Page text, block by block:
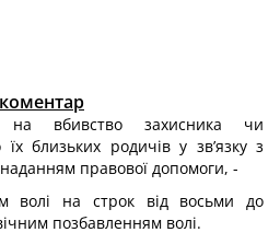
вбивство захисника чи
близьких родичів у зв’язку з
правової допо­моги, -
волі на строк від восьми до
позбавленням волі.